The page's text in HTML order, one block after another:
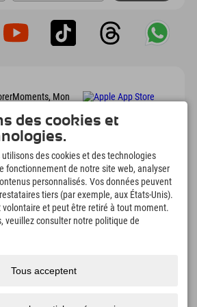
Mon
à faire, aperçu
encore.
!
et
4.634km
Pistes de ski et de
snowboard
des cookies et
des cookies et des technologies
fonctionnement de notre site web, analyser
personnalisés. Vos données peuvent
tiers (par exemple, aux États-Unis).
et peut être retiré à tout moment.
veuillez consulter notre politique de
Tous acceptent